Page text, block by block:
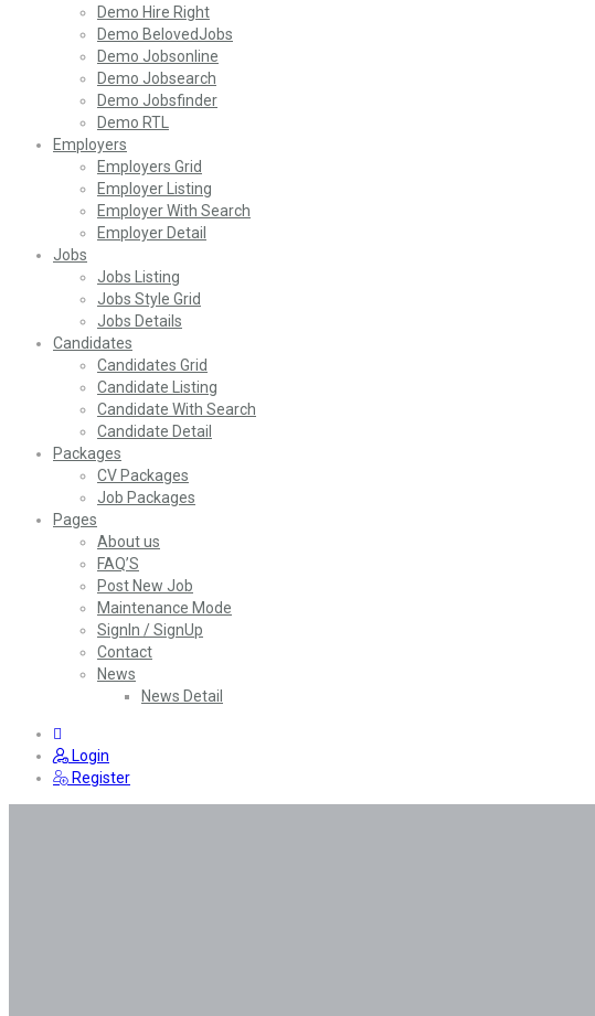
Demo Hire Right
Demo BelovedJobs
Demo Jobsonline
Demo Jobsearch
Demo Jobsfinder
Demo RTL
Employers
Employers Grid
Employer Listing
Employer With Search
Employer Detail
Jobs
Jobs Listing
Jobs Style Grid
Jobs Details
Candidates
Candidates Grid
Candidate Listing
Candidate With Search
Candidate Detail
Packages
CV Packages
Job Packages
Pages
About us
FAQ’S
Post New Job
Maintenance Mode
SignIn / SignUp
Contact
News
News Detail
Login
Register